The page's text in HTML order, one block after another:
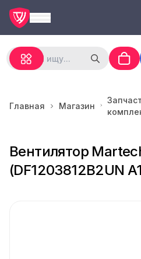
Главная Магазин
Вентилятор
(DF1203812B2UN